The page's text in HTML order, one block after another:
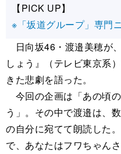
【PICK UP】
※「坂道グループ」専門
日向坂46・渡邉美穂が
しょう』（テレビ東京系
きた悲劇を語った。
今回の企画は「あの頃
う」。その中で渡邉は、
の自分に宛てて朗読した
で、あなたはフワちゃん